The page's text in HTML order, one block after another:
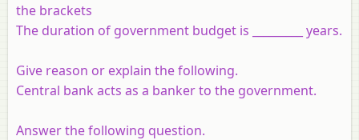
the brackets
The duration of government budget is _________ years.
Give reason or explain the following.
Central bank acts as a banker to the government.
Answer the following question.